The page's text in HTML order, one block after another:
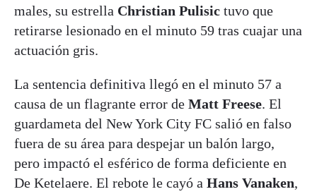
males, su estrella Christian Pulisic tuvo que
retirarse lesionado en el minuto 59 tras cuajar una
actuación gris.
La sentencia definitiva llegó en el minuto 57 a
causa de un flagrante error de Matt Freese. El
guardameta del New York City FC salió en falso
fuera de su área para despejar un balón largo,
pero impactó el esférico de forma deficiente en
De Ketelaere. El rebote le cayó a Hans Vanaken,